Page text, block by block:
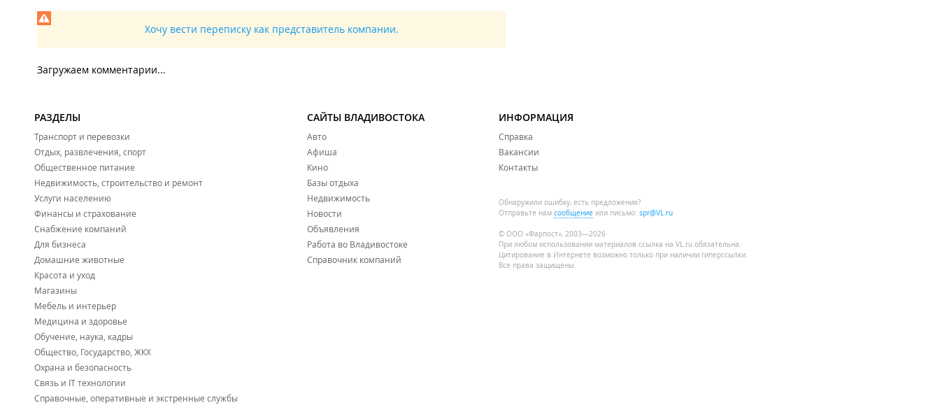
Хочу вести переписку как представитель компании.
Загружаем комментарии...
РАЗДЕЛЫ
Транспорт и перевозки
Отдых, развлечения, спорт
Общественное питание
Недвижимость, строительство и ремонт
Услуги населению
Финансы и страхование
Снабжение компаний
Для бизнеса
Домашние животные
Красота и уход
Магазины
Мебель и интерьер
Медицина и здоровье
Обучение, наука, кадры
Общество, Государство, ЖКХ
Охрана и безопасность
Связь и IT технологии
Справочные, оперативные и экстренные службы
САЙТЫ ВЛАДИВОСТОКА
Авто
Афиша
Кино
Базы отдыха
Недвижимость
Новости
Объявления
Работа во Владивостоке
Справочник компаний
ИНФОРМАЦИЯ
Справка
Вакансии
Контакты
Обнаружили ошибку, есть предложения?
Отправьте нам сообщение или письмо: spr@VL.ru
© ООО «Фарпост», 2003—2026
При любом использовании материалов ссылка на VL.ru обязательна.
Цитирование в Интернете возможно только при наличии гиперссылки.
Все права защищены.